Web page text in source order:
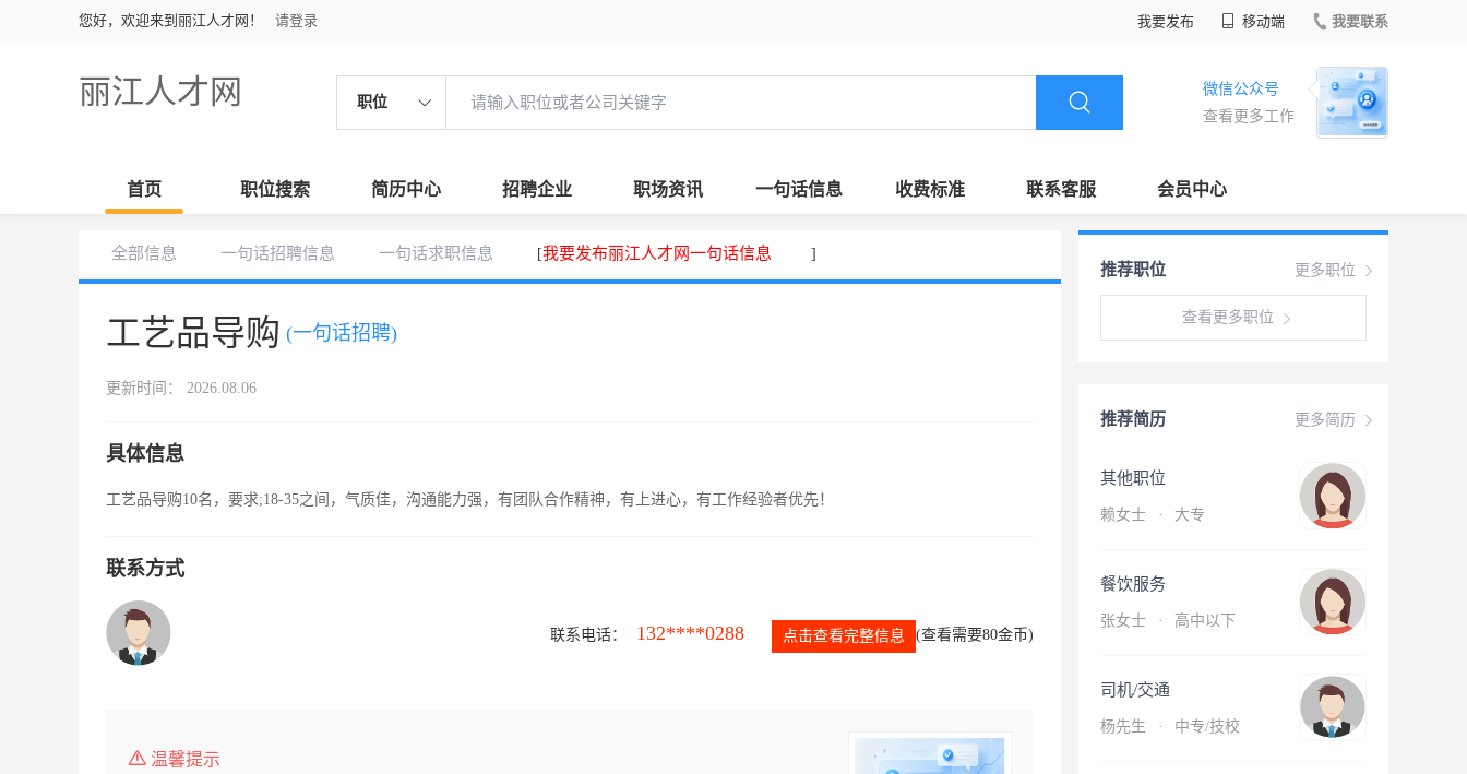
您好，欢迎来到丽江人才网！ 请登录 我要发布 移动端 我要联系
丽江人才网 职位
微信公众号
查看更多工作
首页 职位搜索 简历中心 招聘企业 职场资讯 一句话信息 收费标准 联系客服 会员中心
全部信息 一句话招聘信息 一句话求职信息 [我要发布丽江人才网一句话信息 ]
工艺品导购 (一句话招聘)
更新时间： 2026.08.06
具体信息
工艺品导购10名，要求;18-35之间，气质佳，沟通能力强，有团队合作精神，有上进心，有工作经验者优先！
联系方式
联系电话： 132****0288 点击查看完整信息 (查看需要80金币)
温馨提示
更多职位
推荐职位
查看更多职位
更多简历
推荐简历
其他职位
赖女士 · 大专
餐饮服务
张女士 · 高中以下
司机/交通
杨先生 · 中专/技校